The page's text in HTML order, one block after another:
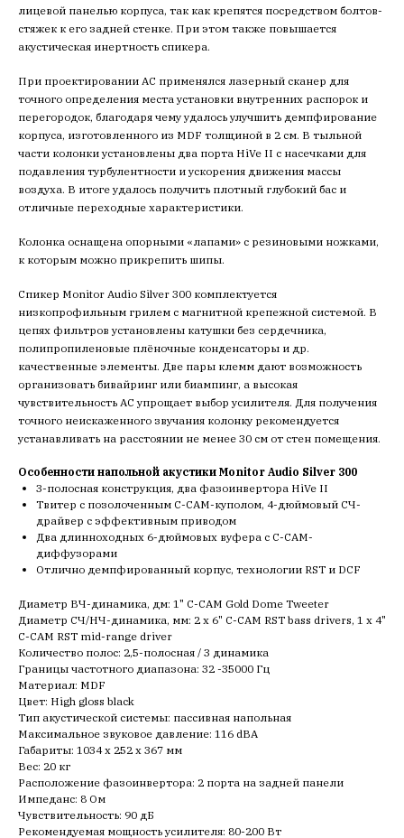
лицевой панелью корпуса, так как крепятся посредством болтов-
стяжек к его задней стенке. При этом также повышается
акустическая инертность спикера.
При проектировании АС применялся лазерный сканер для
точного определения места установки внутренних распорок и
перегородок, благодаря чему удалось улучшить демпфирование
корпуса, изготовленного из MDF толщиной в 2 см. В тыльной
части колонки установлены два порта HiVe II с насечками для
подавления турбулентности и ускорения движения массы
воздуха. В итоге удалось получить плотный глубокий бас и
отличные переходные характеристики.
Колонка оснащена опорными «лапами» с резиновыми ножками,
к которым можно прикрепить шипы.
Спикер Monitor Audio Silver 300 комплектуется
низкопрофильным грилем с магнитной крепежной системой. В
цепях фильтров установлены катушки без сердечника,
полипропиленовые плёночные конденсаторы и др.
качественные элементы. Две пары клемм дают возможность
организовать бивайринг или биампинг, а высокая
чувствительность АС упрощает выбор усилителя. Для получения
точного неискаженного звучания колонку рекомендуется
устанавливать на расстоянии не менее 30 см от стен помещения.
Особенности напольной акустики Monitor Audio Silver 300
3-полосная конструкция, два фазоинвертора HiVe II
Твитер с позолоченным С-CAM-куполом, 4-дюймовый СЧ-
драйвер с эффективным приводом
Два длинноходных 6-дюймовых вуфера с C-CAM-
диффузорами
Отлично демпфированный корпус, технологии RST и DCF
Диаметр ВЧ-динамика, дм: 1" C-CAM Gold Dome Tweeter
Диаметр СЧ/НЧ-динамика, мм: 2 x 6" C-CAM RST bass drivers, 1 x 4"
C-CAM RST mid-range driver
Количество полос: 2,5-полосная / 3 динамика
Границы частотного диапазона: 32 -35000 Гц
Материал: MDF
Цвет: High gloss black
Тип акустической системы: пассивная напольная
Максимальное звуковое давление: 116 dBA
Габариты: 1034 x 252 x 367 мм
Вес: 20 кг
Расположение фазоинвертора: 2 порта на задней панели
Импеданс: 8 Ом
Чувствительность: 90 дБ
Рекомендуемая мощность усилителя: 80-200 Вт